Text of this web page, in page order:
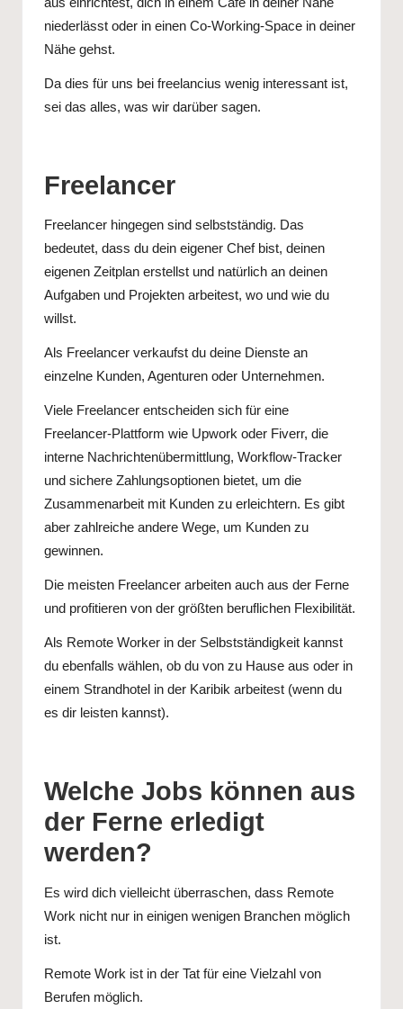
niederlässt oder in einen Co-Working-Space in deiner
Nähe gehst.
Da dies für uns bei freelancius wenig interessant ist,
sei das alles, was wir darüber sagen.
Freelancer
Freelancer hingegen sind selbstständig. Das
bedeutet, dass du dein eigener Chef bist, deinen
eigenen Zeitplan erstellst und natürlich an deinen
Aufgaben und Projekten arbeitest, wo und wie du
willst.
Als Freelancer verkaufst du deine Dienste an
einzelne Kunden, Agenturen oder Unternehmen.
Viele Freelancer entscheiden sich für eine
Freelancer-Plattform wie Upwork oder Fiverr, die
interne Nachrichtenübermittlung, Workflow-Tracker
und sichere Zahlungsoptionen bietet, um die
Zusammenarbeit mit Kunden zu erleichtern. Es gibt
aber zahlreiche andere Wege, um Kunden zu
gewinnen.
Die meisten Freelancer arbeiten auch aus der Ferne
und profitieren von der größten beruflichen Flexibilität.
Als Remote Worker in der Selbstständigkeit kannst
du ebenfalls wählen, ob du von zu Hause aus oder in
einem Strandhotel in der Karibik arbeitest (wenn du
es dir leisten kannst).
Welche Jobs können aus
der Ferne erledigt
werden?
Es wird dich vielleicht überraschen, dass Remote
Work nicht nur in einigen wenigen Branchen möglich
ist.
Remote Work ist in der Tat für eine Vielzahl von
Berufen möglich.